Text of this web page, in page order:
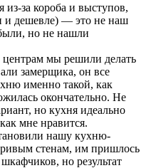
из-за короба и выступов,
и дешевле) — это не наш
но не нашли
мы решили делать
замерщика, он все
именно такой, как
окончательно. Не
но кухня идеально
мне нравится.
нашу кухню-
стенам, им пришлось
но результат